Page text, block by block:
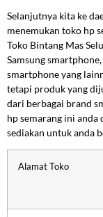
Selanjutnya kita ke
menemukan toko hp
Toko Bintang Mas
Samsung
smartphone yang
tetapi produk yang
dari berbagai brand
hp semarang ini anda
sediakan untuk anda
Alamat Toko